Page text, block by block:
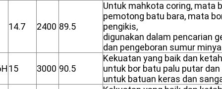
14.7 2400 89.5
Untuk mahkota coring, mata
pemotong batu bara, mata
pengikis,
digunakan dalam pencarian
dan pengeboran sumur
15 3000 90.5
Kekuatan yang baik dan
untuk bor batu palu putar
untuk batuan keras dan